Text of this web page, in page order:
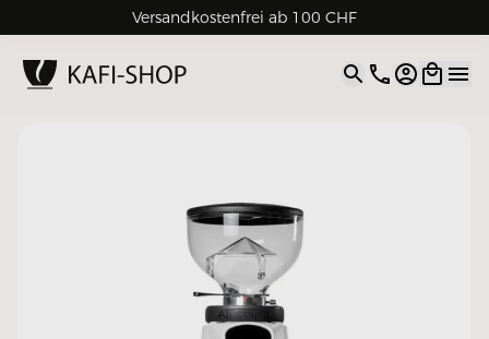
Versandkostenfrei ab 100 CHF
4.9| 5.0 Google
Open